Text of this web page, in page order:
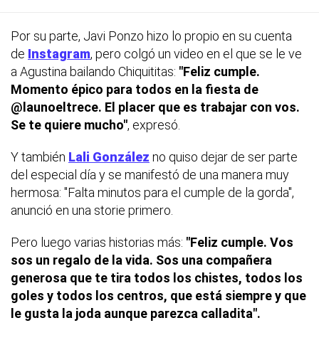
Por su parte, Javi Ponzo hizo lo propio en su cuenta
de Instagram, pero colgó un video en el que se le ve
a Agustina bailando Chiquititas: "Feliz cumple.
Momento épico para todos en la fiesta de
@launoeltrece. El placer que es trabajar con vos.
Se te quiere mucho", expresó.
Y también Lali González no quiso dejar de ser parte
del especial día y se manifestó de una manera muy
hermosa: "Falta minutos para el cumple de la gorda",
anunció en una storie primero.
Pero luego varias historias más: "Feliz cumple. Vos
sos un regalo de la vida. Sos una compañera
generosa que te tira todos los chistes, todos los
goles y todos los centros, que está siempre y que
le gusta la joda aunque parezca calladita".